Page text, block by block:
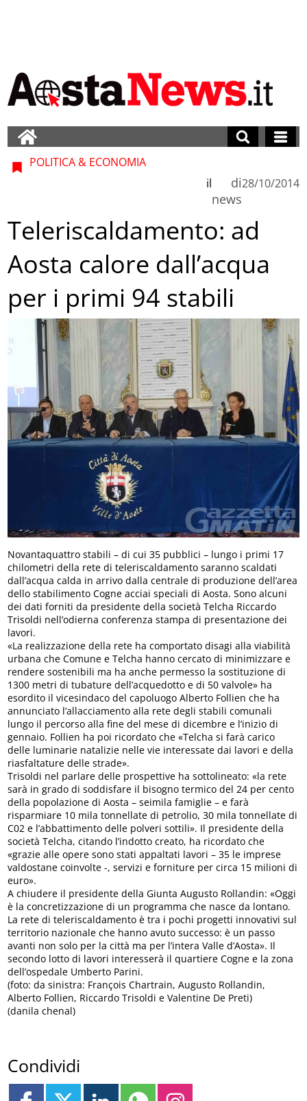
POLITICA & ECONOMIA
di
news
il 28/10/2014
Teleriscaldamento: ad
Aosta calore dall’acqua
per i primi 94 stabili
Novantaquattro stabili – di cui 35 pubblici – lungo i primi 17
chilometri della rete di teleriscaldamento saranno scaldati
dall’acqua calda in arrivo dalla centrale di produzione dell’area
dello stabilimento Cogne acciai speciali di Aosta. Sono alcuni
dei dati forniti da presidente della società Telcha Riccardo
Trisoldi nell’odierna conferenza stampa di presentazione dei
lavori.
«La realizzazione della rete ha comportato disagi alla viabilità
urbana che Comune e Telcha hanno cercato di minimizzare e
rendere sostenibili ma ha anche permesso la sostituzione di
1300 metri di tubature dell’acquedotto e di 50 valvole» ha
esordito il vicesindaco del capoluogo Alberto Follien che ha
annunciato l’allacciamento alla rete degli stabili comunali
lungo il percorso alla fine del mese di dicembre e l’inizio di
gennaio. Follien ha poi ricordato che «Telcha si farà carico
delle luminarie natalizie nelle vie interessate dai lavori e della
riasfaltature delle strade».
Trisoldi nel parlare delle prospettive ha sottolineato: «la rete
sarà in grado di soddisfare il bisogno termico del 24 per cento
della popolazione di Aosta – seimila famiglie – e farà
risparmiare 10 mila tonnellate di petrolio, 30 mila tonnellate di
C02 e l’abbattimento delle polveri sottili». Il presidente della
società Telcha, citando l’indotto creato, ha ricordato che
«grazie alle opere sono stati appaltati lavori – 35 le imprese
valdostane coinvolte -, servizi e forniture per circa 15 milioni di
euro».
A chiudere il presidente della Giunta Augusto Rollandin: «Oggi
è la concretizzazione di un programma che nasce da lontano.
La rete di teleriscaldamento è tra i pochi progetti innovativi sul
territorio nazionale che hanno avuto successo: è un passo
avanti non solo per la città ma per l’intera Valle d’Aosta». Il
secondo lotto di lavori interesserà il quartiere Cogne e la zona
dell’ospedale Umberto Parini.
(foto: da sinistra: François Chartrain, Augusto Rollandin,
Alberto Follien, Riccardo Trisoldi e Valentine De Preti)
(danila chenal)
Condividi